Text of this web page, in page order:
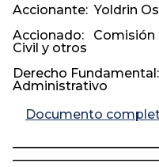
Accionante: Yoldrin
Accionado: Comisión
Civil y otros
Derecho
Administrativo
Documento